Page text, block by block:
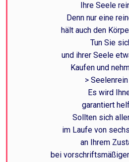
Ihre Seele
Denn nur eine
hält auch den
Tun Sie
und ihrer Seele
Kaufen und
>
Es wird
garantiert
Sollten sich
im Laufe von
an Ihrem
bei